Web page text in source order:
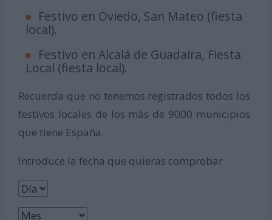
Festivo en Oviedo, San Mateo (fiesta
local).
Festivo en Alcalá de Guadaíra, Fiesta
Local (fiesta local).
Recuerda que no tenemos registrados todos los
festivos locales de los más de 9000 municipios
que tiene España.
Introduce la fecha que quieras comprobar